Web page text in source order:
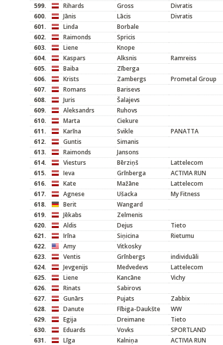
599.
Rihards Gross
Divratis
600.
Jānis Lācis
Divratis
601.
Linda
Borbale
602.
Raimonds
Spricis
603.
Liene
Knope
604.
Kaspars Alksnis
Ramreiss
605.
Baiba
Zīberga
606.
Krists Zambergs
Prometal Group
607.
Romans
Barisevs
608.
Juris
Šalajevs
609.
Aleksandrs
Ruhovs
610.
Marta
Ciekure
611.
Karīna Svikle
PANATTA
612.
Guntis
Simanis
613.
Raimonds
Jansons
614.
Viesturs Bērziņš
Lattelecom
615.
Ieva Grīnberga
ACTIVIA RUN
616.
Kate Mažāne
Lattelecom
617.
Agnese Ušacka
My Fitness
618.
Berit
Wangard
619.
Jēkabs
Zelmenis
620.
Aldis Dejus
Tieto
621.
Irīna Siņicina
Rietumu
622.
Amy
Vitkosky
623.
Ventis Grīnbergs
individuāli
624.
Jevgenijs Medvedevs
Lattelecom
625.
Liene Kancāne
Vichy
626.
Rinats
Sabirovs
627.
Gunārs Pujats
Zabbix
628.
Danute Fībiga-Daukšte
WW
629.
Egija Dreimane
Tieto
630.
Eduards Vovks
SPORTLAND
631.
Līga Kalniņa
ACTIVIA RUN